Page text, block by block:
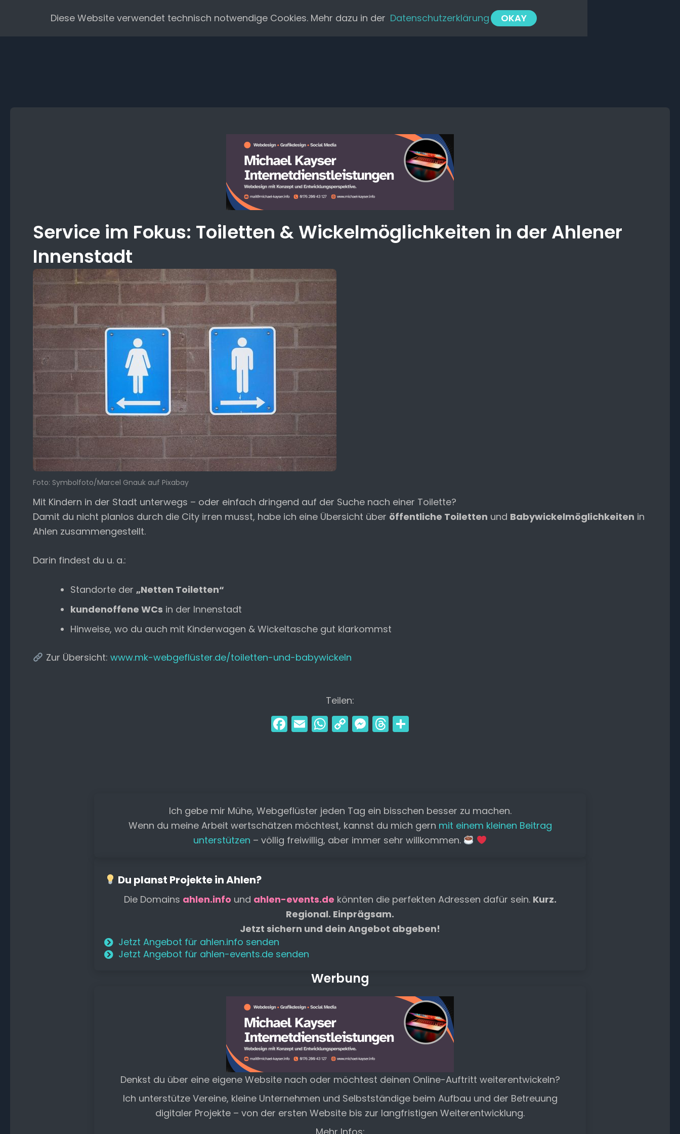
Diese Website verwendet technisch notwendige Cookies. Mehr dazu in der Datenschutzerklärung OKAY
Service im Fokus: Toiletten & Wickel­möglichkeiten in der Ahlener
Innenstadt
Foto: Symbolfoto/Marcel Gnauk auf Pixabay
Mit Kindern in der Stadt unterwegs – oder einfach dringend auf der Suche nach einer Toilette?
Damit du nicht planlos durch die City irren musst, habe ich eine Übersicht über öffentliche Toiletten und Babywickelmöglichkeiten in
Ahlen zusammengestellt.
Darin findest du u. a.:
Standorte der „Netten Toiletten“
kundenoffene WCs in der Innenstadt
Hinweise, wo du auch mit Kinderwagen & Wickeltasche gut klarkommst
Zur Übersicht: www.mk-webgeflüster.de/toiletten-und-babywickeln
Teilen:
F
a
o
o
k
E
m
W
h
p
p
C
o
n
k
M
e
n
g
er
T
hr
s
Ich gebe mir Mühe, Webgeflüster jeden Tag ein bisschen besser zu machen.
Wenn du meine Arbeit wertschätzen möchtest, kannst du mich gern mit einem kleinen Beitrag
unterstützen – völlig freiwillig, aber immer sehr willkommen.
Du planst Projekte in Ahlen?
Die Domains ahlen.info und ahlen-events.de könnten die perfekten Adressen dafür sein. Kurz.
Regional. Einprägsam.
Jetzt sichern und dein Angebot abgeben!
Jetzt Angebot für ahlen.info senden
Jetzt Angebot für ahlen-events.de senden
Werbung
Denkst du über eine eigene Website nach oder möchtest deinen Online-Auftritt weiterentwickeln?
Ich unterstütze Vereine, kleine Unternehmen und Selbstständige beim Aufbau und der Betreuung
digitaler Projekte – von der ersten Website bis zur langfristigen Weiterentwicklung.